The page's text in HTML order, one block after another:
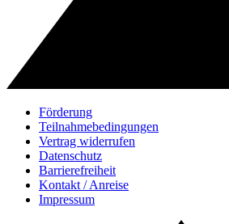
Förderung
Teilnahmebedingungen
Vertrag widerrufen
Datenschutz
Barrierefreiheit
Kontakt / Anreise
Impressum